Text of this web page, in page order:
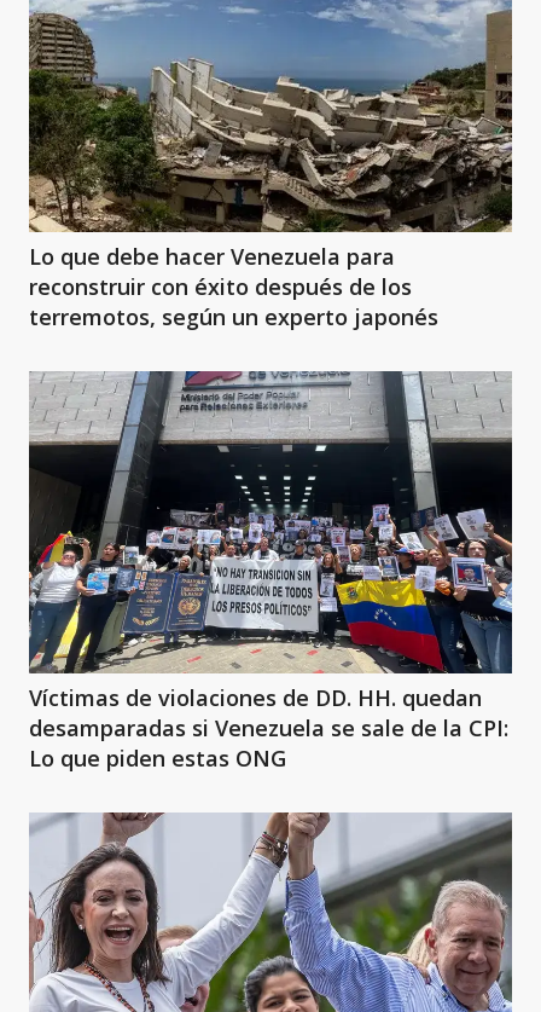
Lo que debe hacer Venezuela para
reconstruir con éxito después de los
terremotos, según un experto japonés
Víctimas de violaciones de DD. HH. quedan
desamparadas si Venezuela se sale de la CPI:
Lo que piden estas ONG